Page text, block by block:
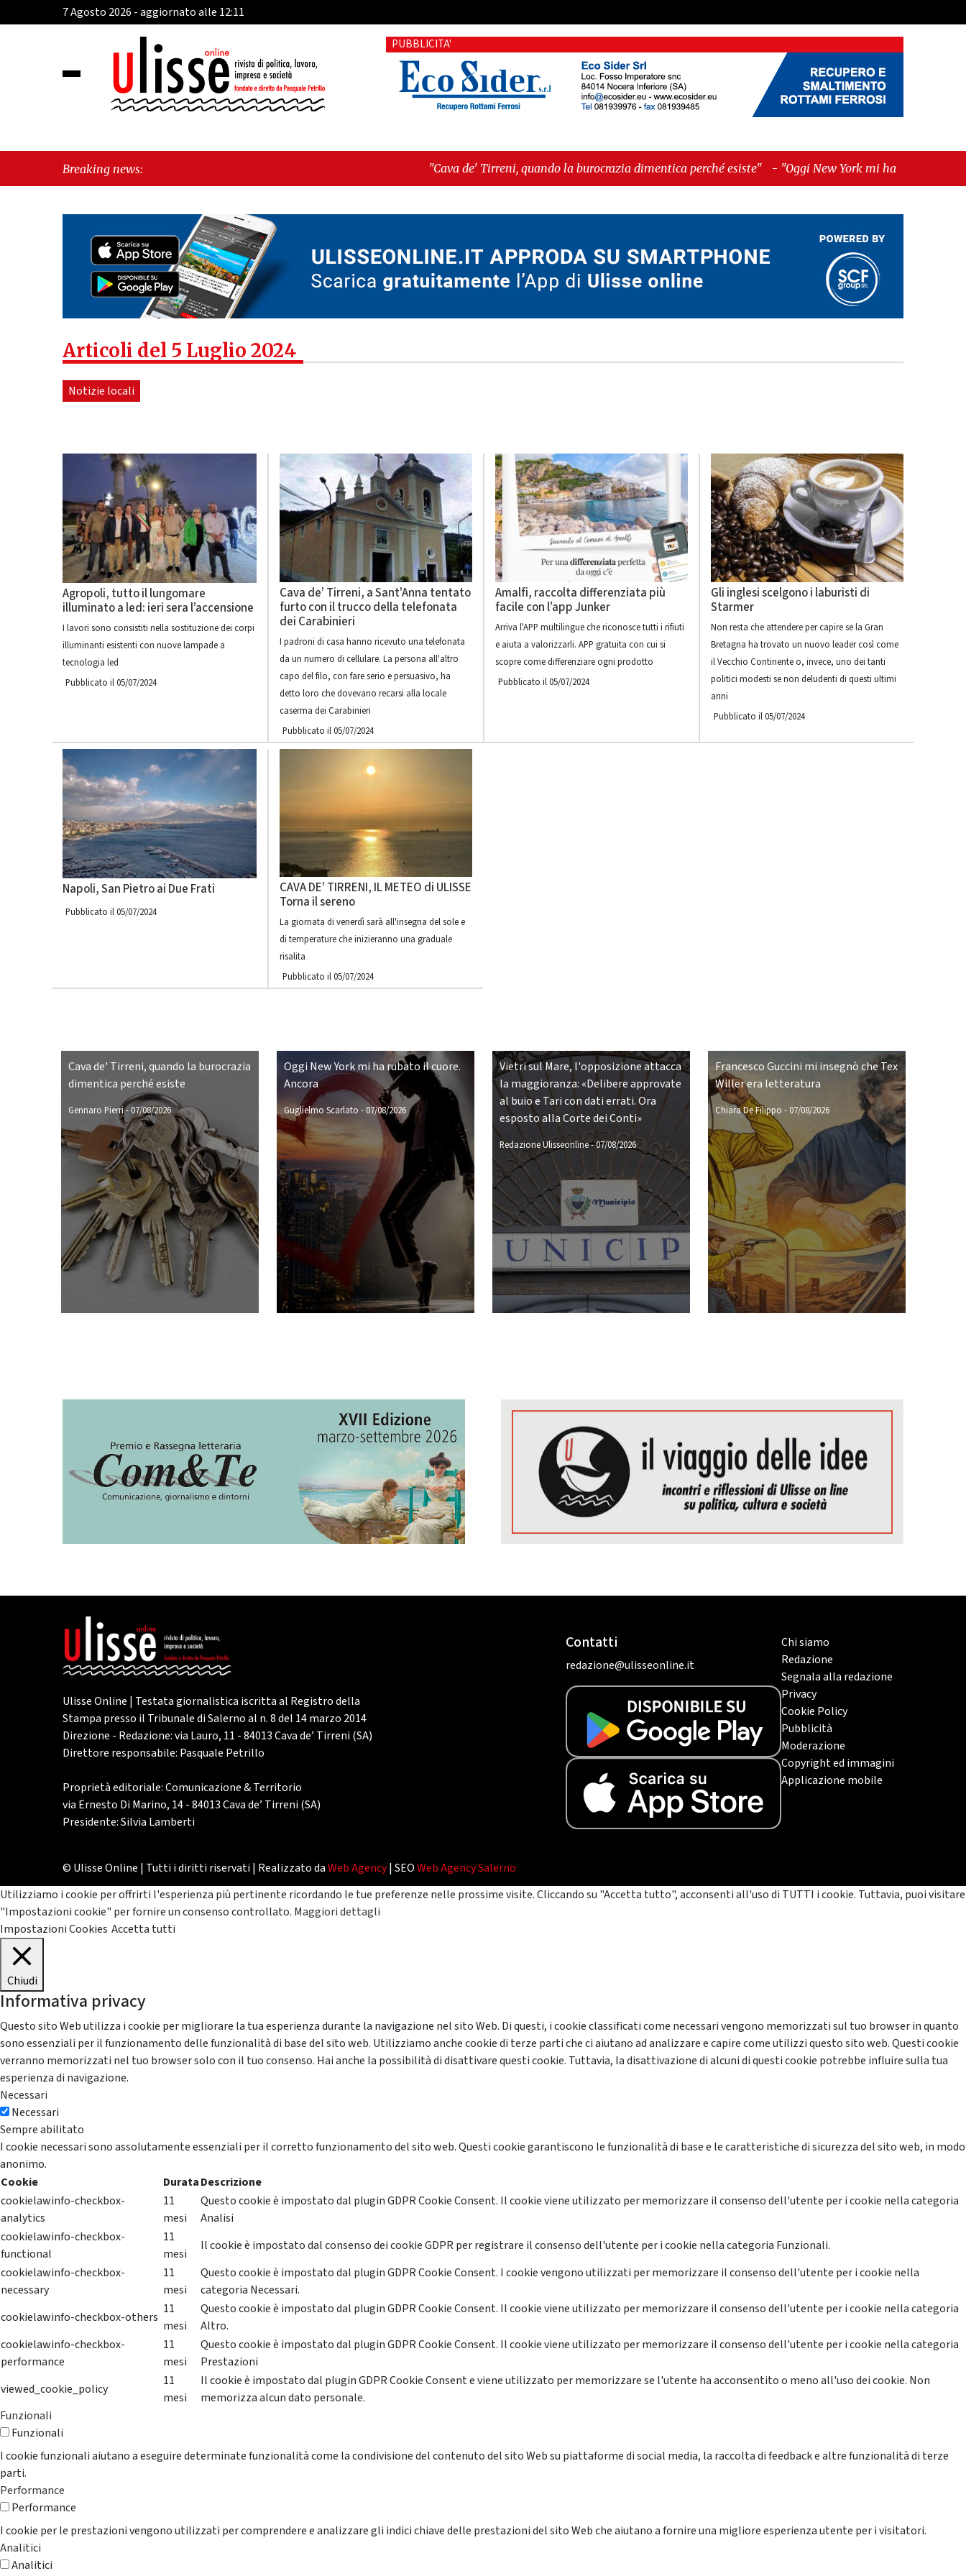
7 Agosto 2026 - aggiornato alle 12:11
PUBBLICITA'
Breaking news: "Cava de' Tirreni, quando la burocrazia dimentica perché esiste" -"Oggi New York mi ha rubato il cuore.
Ancora"
Articoli del 5 Luglio 2024
Notizie locali
Agropoli, tutto il lungomare
illuminato a led: ieri sera l’accensione
I lavori sono consistiti nella sostituzione dei corpi
illuminanti esistenti con nuove lampade a
tecnologia led
Pubblicato il 05/07/2024
Cava de’ Tirreni, a Sant’Anna tentato
furto con il trucco della telefonata
dei Carabinieri
I padroni di casa hanno ricevuto una telefonata
da un numero di cellulare. La persona all'altro
capo del filo, con fare serio e persuasivo, ha
detto loro che dovevano recarsi alla locale
caserma dei Carabinieri
Pubblicato il 05/07/2024
Amalfi, raccolta differenziata più
facile con l’app Junker
Arriva l'APP multilingue che riconosce tutti i rifiuti
e aiuta a valorizzarli. APP gratuita con cui si
scopre come differenziare ogni prodotto
Pubblicato il 05/07/2024
Gli inglesi scelgono i laburisti di
Starmer
Non resta che attendere per capire se la Gran
Bretagna ha trovato un nuovo leader così come
il Vecchio Continente o, invece, uno dei tanti
politici modesti se non deludenti di questi ultimi
anni
Pubblicato il 05/07/2024
Napoli, San Pietro ai Due Frati
Pubblicato il 05/07/2024
CAVA DE’ TIRRENI, IL METEO di ULISSE
Torna il sereno
La giornata di venerdì sarà all'insegna del sole e
di temperature che inizieranno una graduale
risalita
Pubblicato il 05/07/2024
Cava de' Tirreni, quando la burocrazia
dimentica perché esiste
Gennaro Pierri- 07/08/2026
Oggi New York mi ha rubato il cuore.
Ancora
Guglielmo Scarlato -07/08/2026
Vietri sul Mare, l'opposizione attacca
la maggioranza: «Delibere approvate
al buio e Tari con dati errati. Ora
esposto alla Corte dei Conti»
Redazione Ulisseonline-07/08/2026
Francesco Guccini mi insegnò che Tex
Willer era letteratura
Chiara De Filippo -07/08/2026
Ulisse Online | Testata giornalistica iscritta al Registro della
Stampa presso il Tribunale di Salerno al n. 8 del 14 marzo 2014
Direzione - Redazione: via Lauro, 11 - 84013 Cava de’ Tirreni (SA)
Direttore responsabile: Pasquale Petrillo
Proprietà editoriale: Comunicazione & Territorio
via Ernesto Di Marino, 14 - 84013 Cava de’ Tirreni (SA)
Presidente: Silvia Lamberti
Contatti
redazione@ulisseonline.it
Chi siamo
Redazione
Segnala alla redazione
Privacy
Cookie Policy
Pubblicità
Moderazione
Copyright ed immagini
Applicazione mobile
© Ulisse Online | Tutti i diritti riservati | Realizzato daWeb Agency| SEOWeb Agency Salerno
Utilizziamo i cookie per offrirti l'esperienza più pertinente ricordando le tue preferenze nelle prossime visite. Cliccando su "Accetta tutto", acconsenti all'uso di TUTTI i cookie. Tuttavia, puoi visitare
"Impostazioni cookie" per fornire un consenso controllato. Maggiori dettagli
Impostazioni Cookies Accetta tutti
Chiudi
Informativa privacy
Questo sito Web utilizza i cookie per migliorare la tua esperienza durante la navigazione nel sito Web. Di questi, i cookie classificati come necessari vengono memorizzati sul tuo browser in quanto
sono essenziali per il funzionamento delle funzionalità di base del sito web. Utilizziamo anche cookie di terze parti che ci aiutano ad analizzare e capire come utilizzi questo sito web. Questi cookie
verranno memorizzati nel tuo browser solo con il tuo consenso. Hai anche la possibilità di disattivare questi cookie. Tuttavia, la disattivazione di alcuni di questi cookie potrebbe influire sulla tua
esperienza di navigazione.
Necessari
Necessari
Sempre abilitato
I cookie necessari sono assolutamente essenziali per il corretto funzionamento del sito web. Questi cookie garantiscono le funzionalità di base e le caratteristiche di sicurezza del sito web, in modo
anonimo.
Cookie
DurataDescrizione
cookielawinfo-checkbox-
analytics
11
mesi
Questo cookie è impostato dal plugin GDPR Cookie Consent. Il cookie viene utilizzato per memorizzare il consenso dell'utente per i cookie nella categoria
Analisi
cookielawinfo-checkbox-
functional
11
mesi
Il cookie è impostato dal consenso dei cookie GDPR per registrare il consenso dell'utente per i cookie nella categoria Funzionali.
cookielawinfo-checkbox-
necessary
11
mesi
Questo cookie è impostato dal plugin GDPR Cookie Consent. I cookie vengono utilizzati per memorizzare il consenso dell'utente per i cookie nella
categoria Necessari.
cookielawinfo-checkbox-others
11
mesi
Questo cookie è impostato dal plugin GDPR Cookie Consent. Il cookie viene utilizzato per memorizzare il consenso dell'utente per i cookie nella categoria
Altro.
cookielawinfo-checkbox-
performance
11
mesi
Questo cookie è impostato dal plugin GDPR Cookie Consent. Il cookie viene utilizzato per memorizzare il consenso dell'utente per i cookie nella categoria
Prestazioni
viewed_cookie_policy
11
mesi
Il cookie è impostato dal plugin GDPR Cookie Consent e viene utilizzato per memorizzare se l'utente ha acconsentito o meno all'uso dei cookie. Non
memorizza alcun dato personale.
Funzionali
Funzionali
I cookie funzionali aiutano a eseguire determinate funzionalità come la condivisione del contenuto del sito Web su piattaforme di social media, la raccolta di feedback e altre funzionalità di terze
parti.
Performance
Performance
I cookie per le prestazioni vengono utilizzati per comprendere e analizzare gli indici chiave delle prestazioni del sito Web che aiutano a fornire una migliore esperienza utente per i visitatori.
Analitici
Analitici